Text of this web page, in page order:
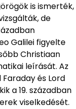
is ismerték,
de
Galilei figyelte
Christiaan
leírását. Az
és Lord
a 19. században
viselkedését.